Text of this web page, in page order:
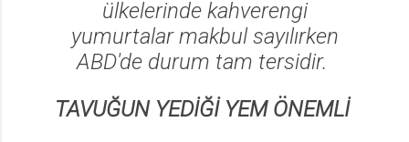
ülkelerinde kahverengi
yumurtalar makbul sayılırken
ABD'de durum tam tersidir.
TAVUĞUN YEDİĞİ YEM ÖNEMLİ